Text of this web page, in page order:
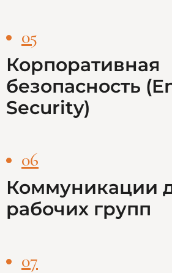
05
Корпоративная
безопасность
Security)
06
Коммуникации
рабочих групп
07